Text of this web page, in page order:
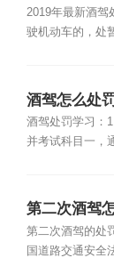
2019年最新酒驾
驶机动车的，处
酒驾怎么处
酒驾处罚学习：
并考试科目一，
第二次酒驾
第二次酒驾的处
国道路交通安全